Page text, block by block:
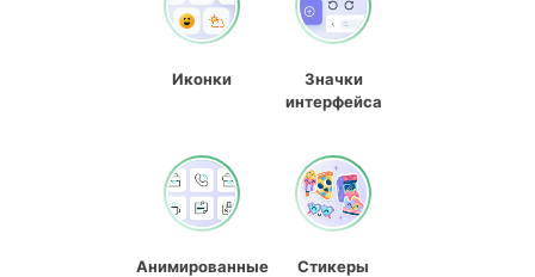
Иконки
Значки
интерфейса
Анимированные
Стикеры